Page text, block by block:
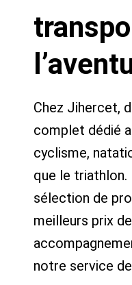
Chez Jihercet,
complet dédié
cyclisme,
que le
sélection de
meilleurs prix
notre service